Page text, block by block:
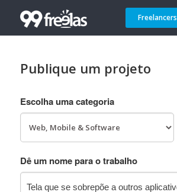
Freelancers
Publique um projeto
Escolha uma categoria
Dê um nome para o trabalho